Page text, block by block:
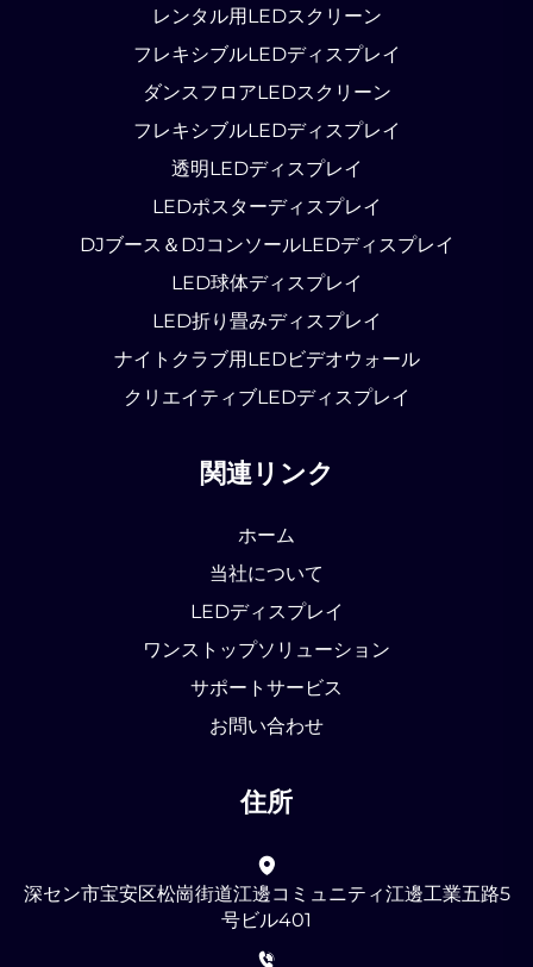
レンタル用LEDスクリーン
フレキシブルLEDディスプレイ
ダンスフロアLEDスクリーン
フレキシブルLEDディスプレイ
透明LEDディスプレイ
LEDポスターディスプレイ
DJブース＆DJコンソールLEDディスプレイ
LED球体ディスプレイ
LED折り畳みディスプレイ
ナイトクラブ用LEDビデオウォール
クリエイティブLEDディスプレイ
関連リンク
ホーム
当社について
LEDディスプレイ
ワンストップソリューション
サポートサービス
お問い合わせ
住所
深セン市宝安区松崗街道江邊コミュニティ江邊工業五路5
号ビル401